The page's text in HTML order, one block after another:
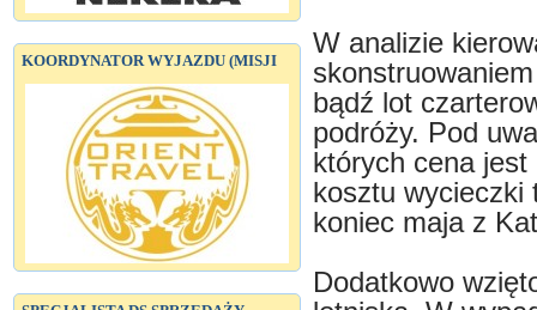
KOORDYNATOR WYJAZDU (MISJI
W analizie
bądź lot
podróży. Pod
których cena jest
kosztu wycieczki
koniec maja z
Dodatkowo